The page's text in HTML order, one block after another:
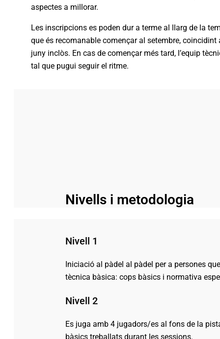
aspectes a millorar.
Les inscripcions es poden dur a terme al llarg de la
que és recomanable començar al setembre,
juny inclòs. En cas de començar més tard, l’equip
tal que pugui seguir el ritme.
Nivells i metodologia
Nivell 1
Iniciació al pàdel al pàdel per a persones
tècnica bàsica: cops bàsics i normativa
Nivell 2
Es juga amb 4 jugadors/es al fons de la
bàsics treballats durant les sessions.